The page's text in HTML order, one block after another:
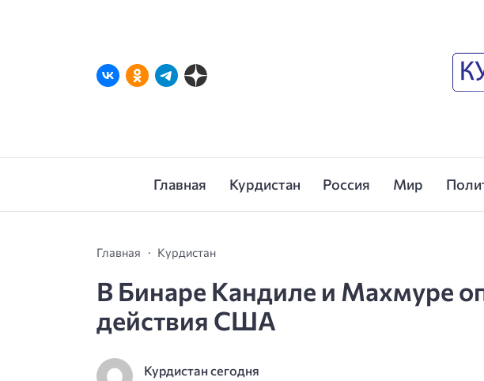
Главная Курдистан Россия Мир
Главная Курдистан
В Бинаре Кандиле и Махмуре
действия США
Курдистан сегодня